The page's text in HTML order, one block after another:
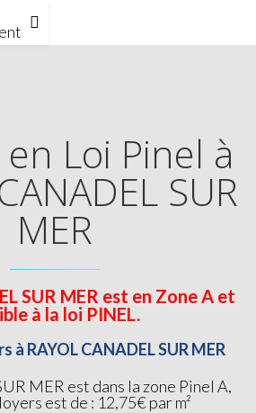
Loi Pinel à
SUR
MER
SUR MER est en Zone A et
à la loi PINEL.
à RAYOL CANADEL SUR MER
MER est dans la zone Pinel A,
est de : 12,75€ par m²